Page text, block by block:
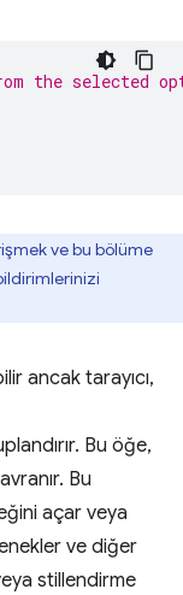
the selected
ve bu bölüme
ancak tarayıcı,
Bu öğe,
Bu
açar veya
ve diğer
stillendirme